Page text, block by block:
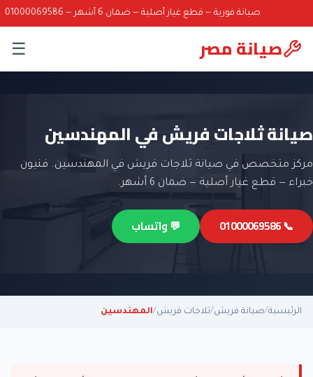
صيانة فورية — قطع غيار أصلية — ضمان 6 أشهر — 01000069586
صيانة مصر ☰
صيانة ثلاجات فريش في المهندسين
مركز متخصص في صيانة ثلاجات فريش في المهندسين. فنيون
خبراء — قطع غيار أصلية — ضمان 6 أشهر.
📞 01000069586 💬 واتساب
الرئيسية/صيانة فريش/ثلاجات فريش/المهندسين